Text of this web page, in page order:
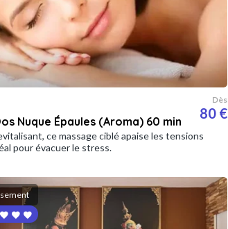
Nuque Épaules (Aroma) 60 min
Dès
80 €
ce massage ciblé apaise les tensions
pour évacuer le stress.